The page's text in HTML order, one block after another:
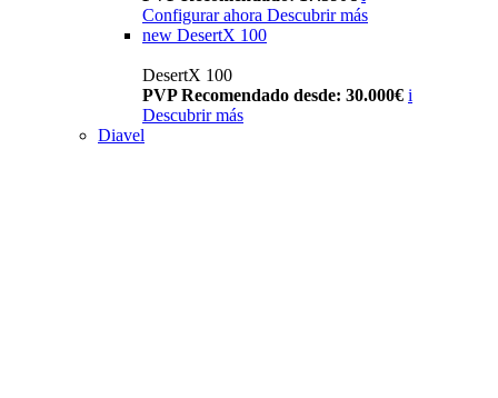
Configurar ahora Descubrir más
new DesertX 100
DesertX 100
PVP Recomendado desde: 30.000€ i
Descubrir más
Diavel